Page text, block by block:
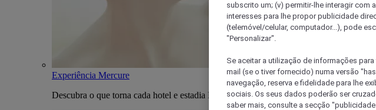
Experiência Mercure
Descubra o que torna cada hotel e estadia Mercure única
subscrito um; (v) permitir-lhe interagir com
interesses para lhe propor publicidade
(telemóvel/celular, computador...), pode
"Personalizar".
Se aceitar a utilização de informações
mail (se o tiver fornecido) numa versão
navegação, reserva e fidelidade para lhe
sociais. Os seus dados poderão ser
saber mais, consulte a secção